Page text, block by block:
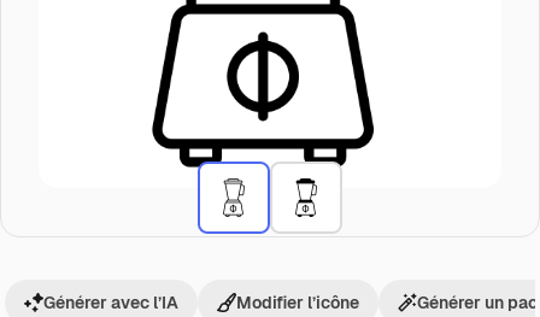
Générer avec l’IA Modifier l’icône Générer un